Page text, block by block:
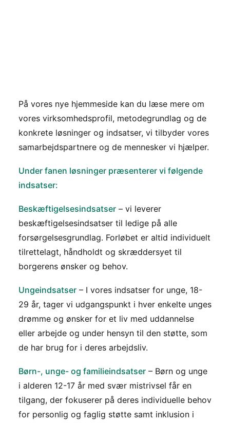
På vores nye hjemmeside kan du læse mere om
vores virksomhedsprofil, metodegrundlag og de
konkrete løsninger og indsatser, vi tilbyder vores
samarbejdspartnere og de mennesker vi hjælper.
Under fanen løsninger præsenterer vi følgende
indsatser:
Beskæftigelsesindsatser – vi leverer
beskæftigelsesindsatser til ledige på alle
forsørgelsesgrundlag. Forløbet er altid individuelt
tilrettelagt, håndholdt og skræddersyet til
borgerens ønsker og behov.
Ungeindsatser – I vores indsatser for unge, 18-
29 år, tager vi udgangspunkt i hver enkelte unges
drømme og ønsker for et liv med uddannelse
eller arbejde og under hensyn til den støtte, som
de har brug for i deres arbejdsliv.
Børn-, unge- og familieindsatser – Børn og unge
i alderen 12-17 år med svær mistrivsel får en
tilgang, der fokuserer på deres individuelle behov
for personlig og faglig støtte samt inklusion i